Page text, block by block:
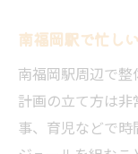
南福岡駅で忙し
南福岡駅周辺で
計画の立て方は
事、育児などで